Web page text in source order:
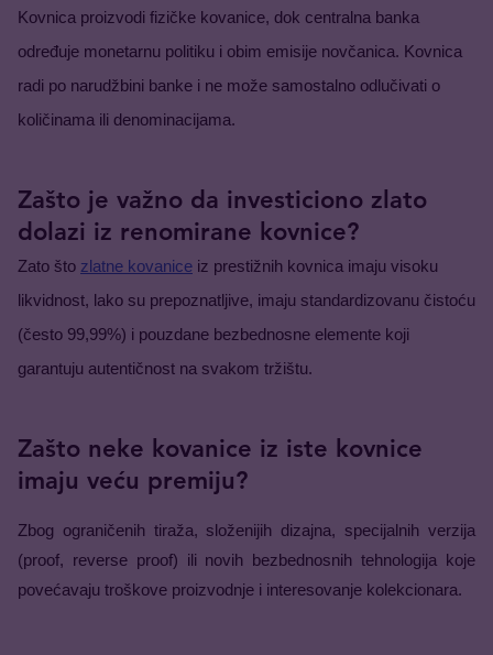
Kovnica proizvodi fizičke kovanice, dok centralna banka
određuje monetarnu politiku i obim emisije novčanica. Kovnica
radi po narudžbini banke i ne može samostalno odlučivati o
količinama ili denominacijama.
Zašto je važno da investiciono zlato
dolazi iz renomirane kovnice?
Zato što zlatne kovanice iz prestižnih kovnica imaju visoku
likvidnost, lako su prepoznatljive, imaju standardizovanu čistoću
(često 99,99%) i pouzdane bezbednosne elemente koji
garantuju autentičnost na svakom tržištu.
Zašto neke kovanice iz iste kovnice
imaju veću premiju?
Zbog ograničenih tiraža, složenijih dizajna, specijalnih verzija
(proof, reverse proof) ili novih bezbednosnih tehnologija koje
povećavaju troškove proizvodnje i interesovanje kolekcionara.